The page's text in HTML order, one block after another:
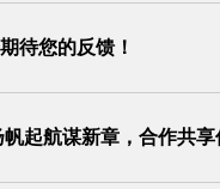
待您的反馈！
起航谋新章，合作共享